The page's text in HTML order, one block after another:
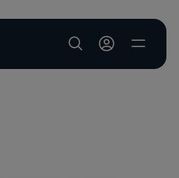
User account